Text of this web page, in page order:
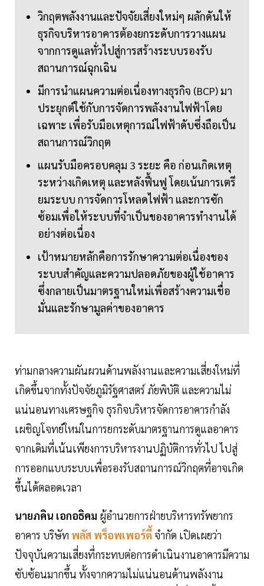
วิกฤตพลังงานและปัจจัยเสี่ยงใหม่ๆ ผลักดันให้
ธุรกิจบริหารอาคารต้องยกระดับการวางแผน
จากการดูแลทั่วไปสู่การสร้างระบบรองรับ
สถานการณ์ฉุกเฉิน
มีการนำแผนความต่อเนื่องทางธุรกิจ (BCP) มา
ประยุกต์ใช้กับการจัดการพลังงานไฟฟ้าโดย
เฉพาะ เพื่อรับมือเหตุการณ์ไฟฟ้าดับซึ่งถือเป็น
สถานการณ์วิกฤต
แผนรับมือครอบคลุม 3 ระยะ คือ ก่อนเกิดเหตุ
ระหว่างเกิดเหตุ และหลังฟื้นฟู โดยเน้นการเตรี
ยมระบบ การจัดการโหลดไฟฟ้า และการซัก
ซ้อมเพื่อให้ระบบที่จำเป็นของอาคารทำงานได้
อย่างต่อเนื่อง
เป้าหมายหลักคือการรักษาความต่อเนื่องของ
ระบบสำคัญและความปลอดภัยของผู้ใช้อาคาร
ซึ่งกลายเป็นมาตรฐานใหม่เพื่อสร้างความเชื่อ
มั่นและรักษามูลค่าของอาคาร
ท่ามกลางความผันผวนด้านพลังงานและความเสี่ยงใหม่ที่
เกิดขึ้นจากทั้งปัจจัยภูมิรัฐศาสตร์ ภัยพิบัติ และความไม่
แน่นอนทางเศรษฐกิจ ธุรกิจบริหารจัดการอาคารกำลัง
เผชิญโจทย์ใหม่ในการยกระดับมาตรฐานการดูแลอาคาร
จากเดิมที่เน้นเพียงการบริหารงานปฏิบัติการทั่วไป ไปสู่
การออกแบบระบบเพื่อรองรับสถานการณ์วิกฤตที่อาจเกิด
ขึ้นได้ตลอดเวลา
นายภคิน เอกอธิคม ผู้อำนวยการฝ่ายบริหารทรัพยากร
อาคาร บริษัท พลัส พร็อพเพอร์ตี้ จำกัด เปิดเผยว่า
ปัจจุบันความเสี่ยงที่กระทบต่อการดำเนินงานอาคารมีความ
ซับซ้อนมากขึ้น ทั้งจากความไม่แน่นอนด้านพลังงาน